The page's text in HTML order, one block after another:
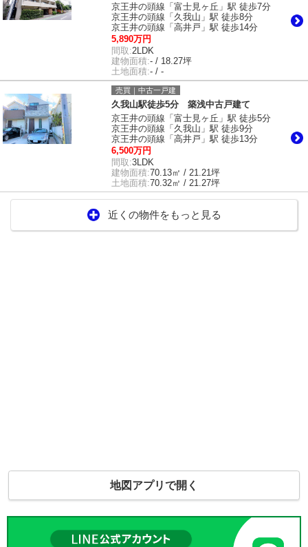
京王井の頭線「富士見ヶ丘」駅 徒歩7分
京王井の頭線「久我山」駅 徒歩8分
京王井の頭線「高井戸」駅 徒歩14分
5,890万円
間取:2LDK
建物面積:- / 18.27坪
土地面積:- / -
売買｜中古一戸建
久我山駅徒歩5分 築浅中古戸建て
京王井の頭線「富士見ヶ丘」駅 徒歩5分
京王井の頭線「久我山」駅 徒歩9分
京王井の頭線「高井戸」駅 徒歩13分
6,500万円
間取:3LDK
建物面積:70.13㎡ / 21.21坪
土地面積:70.32㎡ / 21.27坪
近くの物件をもっと見る
地図アプリで開く